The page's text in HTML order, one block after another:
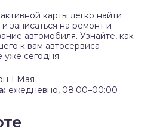
карты легко найти
на ремонт и
автомобиля. Узнайте, как
к вам автосервиса
уже сегодня.
1 Мая
ежедневно, 08:00–00:00